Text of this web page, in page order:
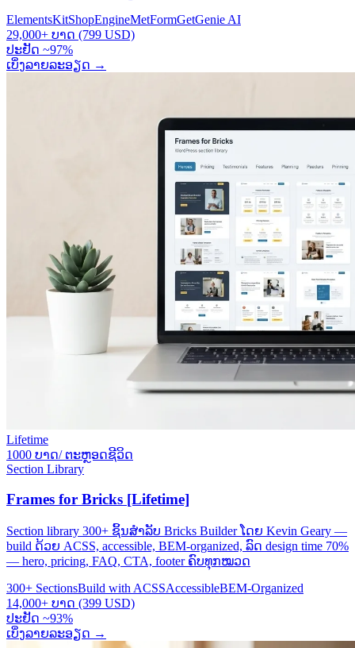
ElementsKitShopEngineMetFormGetGenie AI
29,000+ ບາດ (799 USD)
ປະຢັດ ~97%
ເບິ່ງລາຍລະອຽດ →
Lifetime
1000 ບາດ/ ຕະຫຼອດຊີວິດ
Section Library
Frames for Bricks [Lifetime]
Section library 300+ ຊິ້ນສຳລັບ Bricks Builder ໂດຍ Kevin Geary —
build ດ້ວຍ ACSS, accessible, BEM-organized, ລົດ design time 70%
— hero, pricing, FAQ, CTA, footer ຄົບທຸກໝວດ
300+ SectionsBuild with ACSSAccessibleBEM-Organized
14,000+ ບາດ (399 USD)
ປະຢັດ ~93%
ເບິ່ງລາຍລະອຽດ →